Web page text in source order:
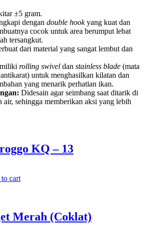
±5 gram.
dengan double hookyang kuat dan
cocok untuk area berumput lebat
tersangkut.
dari material yang sangat lembut dan
rolling swivel dan stainless blade (mata
untuk menghasilkan kilatan dan
yang menarik perhatian ikan.
Didesain agar seimbang saat ditarik di
air, sehingga memberikan aksi yang lebih
KQ – 13
cart
Merah (Coklat)